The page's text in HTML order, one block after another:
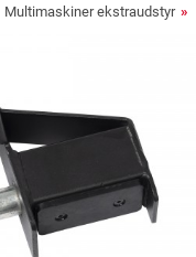
Multimaskiner ekstraudstyr